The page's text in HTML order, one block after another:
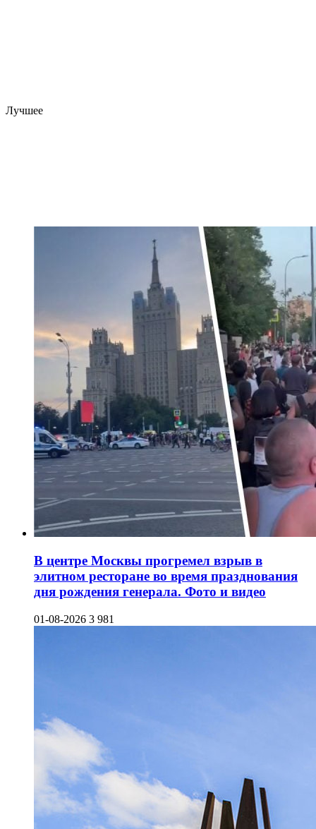
Лучшее
В центре Москвы прогремел взрыв в
элитном ресторане во время празднования
дня рождения генерала. Фото и видео
01-08-2026 3 981